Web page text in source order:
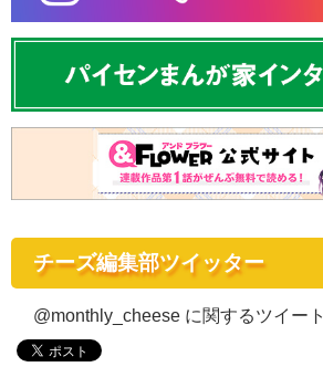
チーズ編集部ツイッター
@monthly_cheese に関するツイート